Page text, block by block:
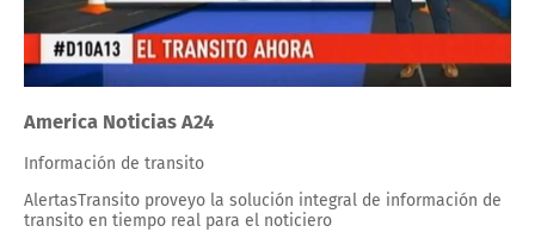
America Noticias A24
Información de transito
AlertasTransito proveyo la solución integral de información de
transito en tiempo real para el noticiero